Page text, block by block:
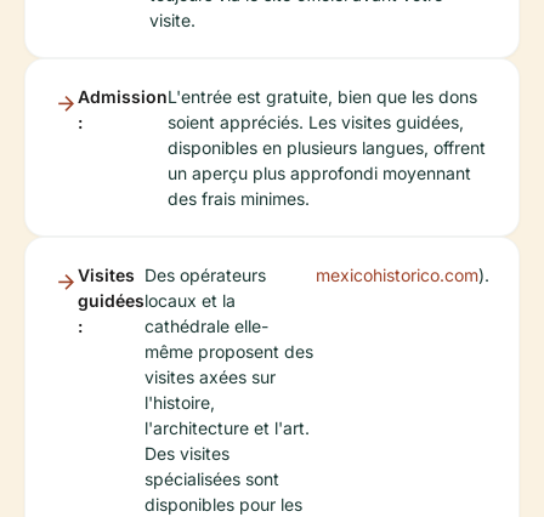
visite.
Admission
:
L'entrée est gratuite, bien que les dons
soient appréciés. Les visites guidées,
disponibles en plusieurs langues, offrent
un aperçu plus approfondi moyennant
des frais minimes.
Visites
guidées
:
Des opérateurs
locaux et la
cathédrale elle-
même proposent des
visites axées sur
l'histoire,
l'architecture et l'art.
Des visites
spécialisées sont
disponibles pour les
mexicohistorico.com).